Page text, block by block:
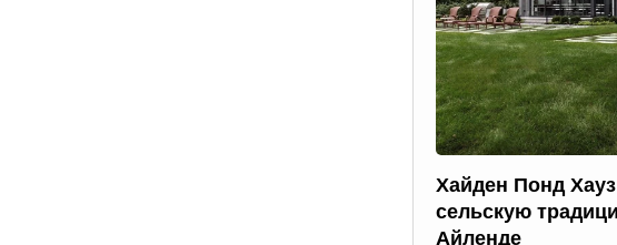
Хайден Понд
сельскую
Айленде